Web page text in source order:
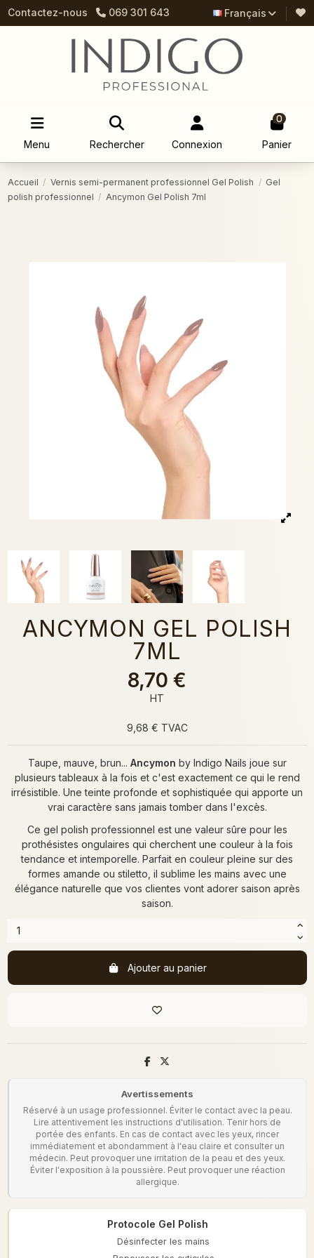
Contactez-nous 069 301 643 Français
Menu Rechercher Connexion
0
Panier
Accueil Vernis semi-permanent professionnel Gel Polish
Gel
polish professionnel
Ancymon Gel Polish 7ml
ANCYMON GEL POLISH
7ML
8,70 €
HT
9,68 € TVAC
Taupe, mauve, brun... Ancymon by Indigo Nails joue sur
plusieurs tableaux à la fois et c'est exactement ce qui le rend
irrésistible. Une teinte profonde et sophistiquée qui apporte un
vrai caractère sans jamais tomber dans l'excès.
Ce gel polish professionnel est une valeur sûre pour les
prothésistes ongulaires qui cherchent une couleur à la fois
tendance et intemporelle. Parfait en couleur pleine sur des
formes amande ou stiletto, il sublime les mains avec une
élégance naturelle que vos clientes vont adorer saison après
saison.
Ajouter au panier
Avertissements
Réservé à un usage professionnel. Éviter le contact avec la peau.
Lire attentivement les instructions d'utilisation. Tenir hors de
portée des enfants. En cas de contact avec les yeux, rincer
immédiatement et abondamment à l'eau claire et consulter un
médecin. Peut provoquer une irritation de la peau et des yeux.
Éviter l'exposition à la poussière. Peut provoquer une réaction
allergique.
Protocole Gel Polish
Désinfecter les mains